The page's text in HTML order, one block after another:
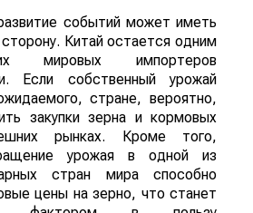
событий может иметь
Китай остается одним
мировых импортеров
Если собственный урожай
стране, вероятно,
закупки зерна и кормовых
рынках. Кроме того,
урожая в одной из
стран мира способно
цены на зерно, что станет